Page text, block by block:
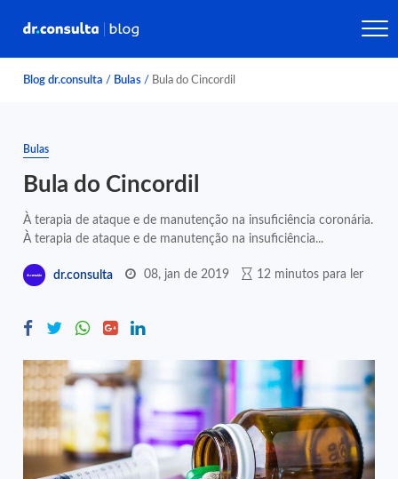
Blog dr.consulta / Bulas / Bula do Cincordil
Bulas
Bula do Cincordil
À terapia de ataque e de manutenção na insuficiência coronária.
À terapia de ataque e de manutenção na insuficiência...
dr.consulta 08, jan de 2019 12 minutos para ler